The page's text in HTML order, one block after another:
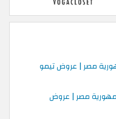
مصر | عروض تيمو
مصر | عروض